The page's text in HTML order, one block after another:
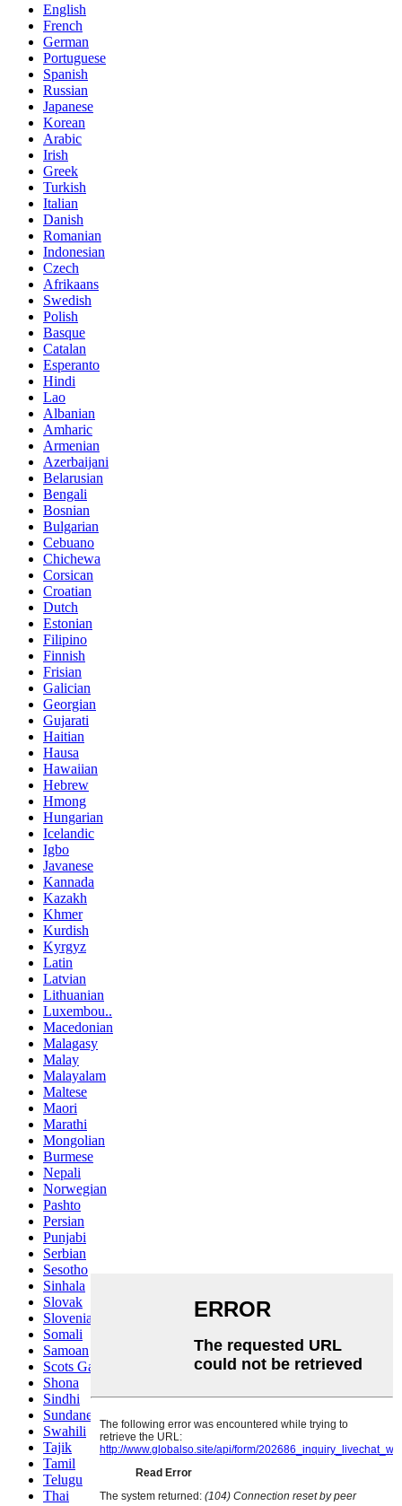
English
French
German
Portuguese
Spanish
Russian
Japanese
Korean
Arabic
Irish
Greek
Turkish
Italian
Danish
Romanian
Indonesian
Czech
Afrikaans
Swedish
Polish
Basque
Catalan
Esperanto
Hindi
Lao
Albanian
Amharic
Armenian
Azerbaijani
Belarusian
Bengali
Bosnian
Bulgarian
Cebuano
Chichewa
Corsican
Croatian
Dutch
Estonian
Filipino
Finnish
Frisian
Galician
Georgian
Gujarati
Haitian
Hausa
Hawaiian
Hebrew
Hmong
Hungarian
Icelandic
Igbo
Javanese
Kannada
Kazakh
Khmer
Kurdish
Kyrgyz
Latin
Latvian
Lithuanian
Luxembou..
Macedonian
Malagasy
Malay
Malayalam
Maltese
Maori
Marathi
Mongolian
Burmese
Nepali
Norwegian
Pashto
Persian
Punjabi
Serbian
Sesotho
Sinhala
Slovak
Slovenian
Somali
Samoan
Scots Gaelic
Shona
Sindhi
Sundanese
Swahili
Tajik
Tamil
Telugu
Thai